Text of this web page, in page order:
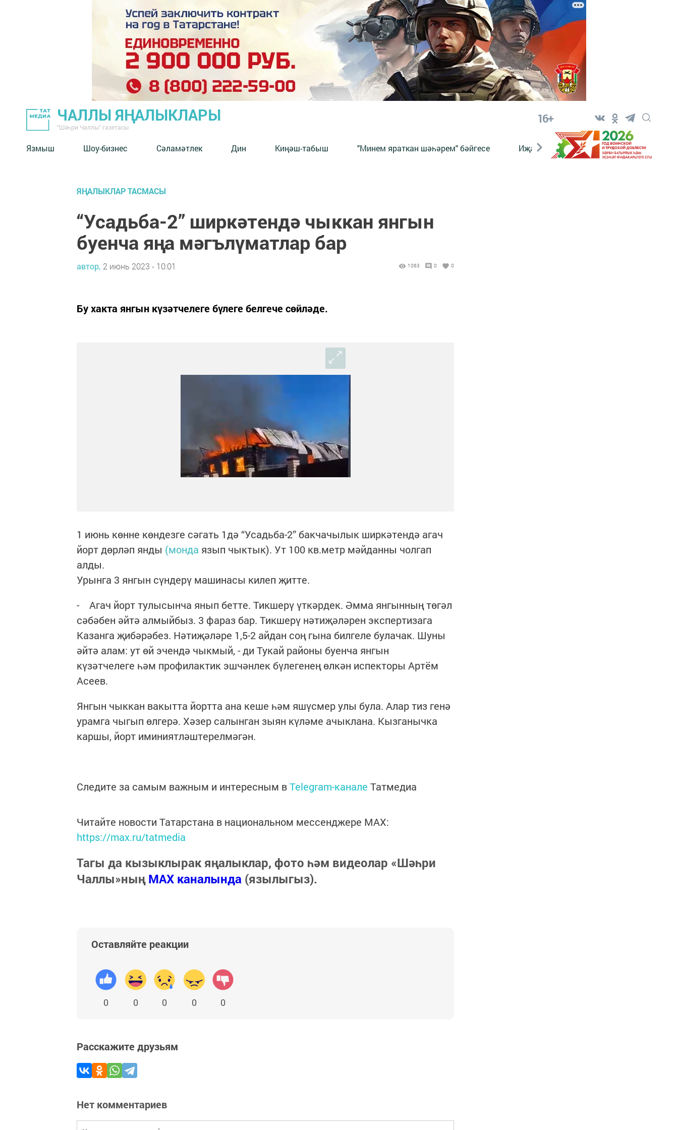
ЧАЛЛЫ ЯҢАЛЫКЛАРЫ
"Шәһри Чаллы" газетасы
16+
Язмыш Шоу-бизнес Сәламәтлек Дин Киңәш-табыш "Минем яраткан шәһәрем" бәйгесе Иҗат Реклама Онлайн
ЯҢАЛЫКЛАР ТАСМАСЫ
“Усадьба-2” ширкәтендә чыккан янгын
буенча яңа мәгълүматлар бар
автор, 2 июнь 2023 - 10:01 1063 0 0
Бу хакта янгын күзәтчелеге бүлеге белгече сөйләде.
1 июнь көнне көндезге сәгать 1дә “Усадьба-2” бакчачылык ширкәтендә агач
йорт дөрләп янды (монда язып чыктык). Ут 100 кв.метр мәйданны чолгап
алды.
Урынга 3 янгын сүндерү машинасы килеп җитте.
- Агач йорт тулысынча янып бетте. Тикшерү үткәрдек. Әмма янгынның төгәл
сәбәбен әйтә алмыйбыз. 3 фараз бар. Тикшерү нәтиҗәләрен экспертизага
Казанга җибәрәбез. Нәтиҗәләре 1,5-2 айдан соң гына билгеле булачак. Шуны
әйтә алам: ут өй эчендә чыкмый, - ди Тукай районы буенча янгын
күзәтчелеге һәм профилактик эшчәнлек бүлегенең өлкән испекторы Артём
Асеев.
Янгын чыккан вакытта йортта ана кеше һәм яшүсмер улы була. Алар тиз генә
урамга чыгып өлгерә. Хәзер салынган зыян күләме ачыклана. Кызганычка
каршы, йорт иминиятләштерелмәгән.
Следите за самым важным и интересным вTelegram-канале Татмедиа
Читайте новости Татарстана в национальном мессенджере MАХ:
https://max.ru/tatmedia
Тагы да кызыклырак яңалыклар, фото һәм видеолар «Шәһри
Чаллы»ныңMAX каналында (язылыгыз).
Оставляйте реакции
0 0 0 0 0
Расскажите друзьям
Нет комментариев